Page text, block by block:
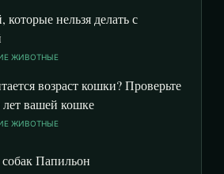
которые нельзя делать с
ЖИВОТНЫЕ
возраст кошки? Проверьте
лет вашей кошке
ЖИВОТНЫЕ
Папильон